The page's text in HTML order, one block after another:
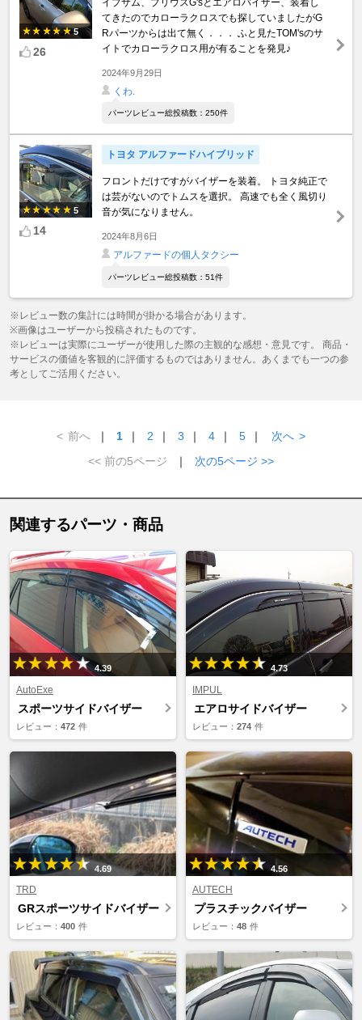
5
26
てきたのでカローラクロスでも探していましたがG
Rパーツからは出て無く．．． ふと見たTOM'sのサ
イトでカローラクロス用が有ることを発見♪
2024年9月29日
くわ.
パーツレビュー総投稿数：250件
5
14
トヨタ アルファードハイブリッド
フロントだけですがバイザーを装着。 トヨタ純正で
は芸がないのでトムスを選択。 高速でも全く風切り
音が気になりません。
2024年8月6日
アルファードの個人タクシー
パーツレビュー総投稿数：51件
※レビュー数の集計には時間が掛かる場合があります。
※画像はユーザーから投稿されたものです。
※レビューは実際にユーザーが使用した際の主観的な感想・意見です。 商品・
サービスの価値を客観的に評価するものではありません。あくまでも一つの参
考としてご活用ください。
< 前へ ｜ 1 ｜ 2 ｜ 3 ｜ 4 ｜ 5 ｜ 次へ >
<< 前の5ページ
｜ 次の5ページ >>
関連するパーツ・商品
4.39
AutoExe
スポーツサイドバイザー
レビュー： 472 件
4.73
IMPUL
エアロサイドバイザー
レビュー： 274 件
4.69
TRD
GRスポーツサイドバイザー
レビュー： 400 件
4.56
AUTECH
プラスチックバイザー
レビュー： 48 件